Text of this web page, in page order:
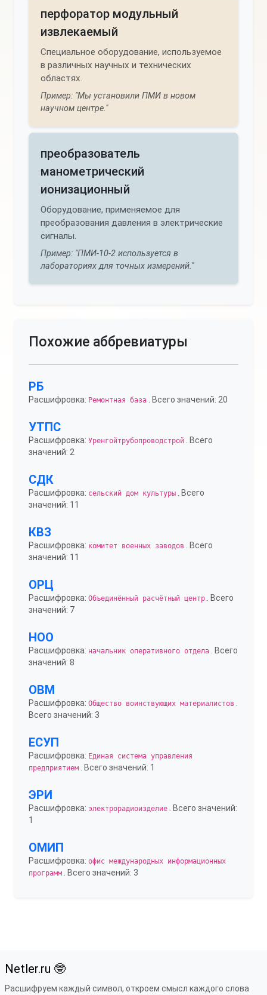
перфоратор модульный
извлекаемый
Специальное оборудование, используемое
в различных научных и технических
областях.
Пример: "Мы установили ПМИ в новом
научном центре."
преобразователь
манометрический
ионизационный
Оборудование, применяемое для
преобразования давления в электрические
сигналы.
Пример: "ПМИ-10-2 используется в
лабораториях для точных измерений."
Похожие аббревиатуры
РБ
Расшифровка: Ремонтная база . Всего значений: 20
УТПС
Расшифровка: Уренгойтрубопроводстрой . Всего
значений: 2
СДК
Расшифровка: сельский дом культуры . Всего
значений: 11
КВЗ
Расшифровка: комитет военных заводов
. Всего
значений: 11
ОРЦ
Расшифровка: Объединённый расчётный центр . Всего
значений: 7
НОО
Расшифровка: начальник оперативного отдела . Всего
значений: 8
ОВМ
Расшифровка: Общество воинствующих материалистов
Всего значений: 3
ЕСУП
Расшифровка: Единая система управления
предприятием . Всего значений: 1
ЭРИ
Расшифровка: электрорадиоизделие . Всего значений:
1
ОМИП
Расшифровка: офис международных информационных
программ . Всего значений: 3
Netler.ru 🤓
Расшифруем каждый символ, откроем смысл каждого слова